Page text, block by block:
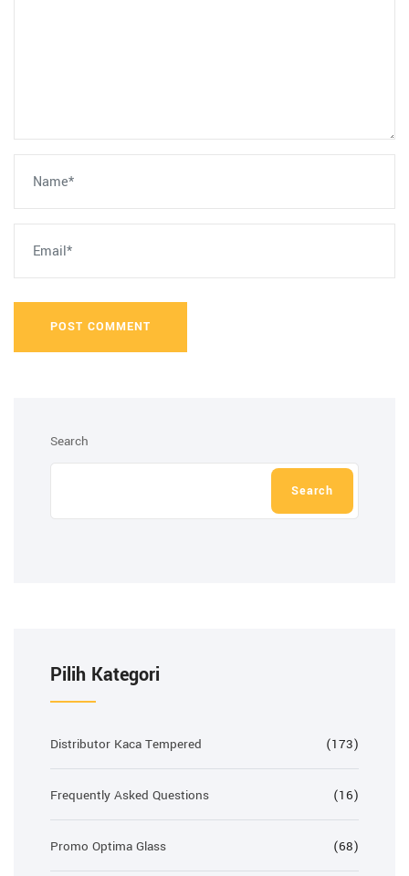
POST COMMENT
Search
Search
Pilih Kategori
Distributor Kaca Tempered (173)
Frequently Asked Questions (16)
Promo Optima Glass (68)